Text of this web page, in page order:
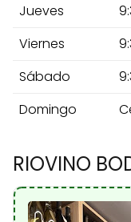
Jueves
Viernes
Sábado
Domingo
RIOVINO